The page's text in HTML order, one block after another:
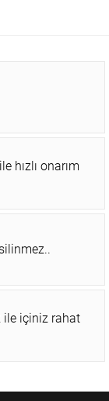
hızlı onarım
ile içiniz rahat